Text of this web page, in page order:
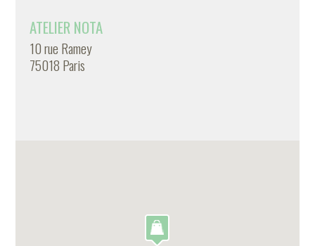
ATELIER NOTA
10 rue Ramey
75018 Paris